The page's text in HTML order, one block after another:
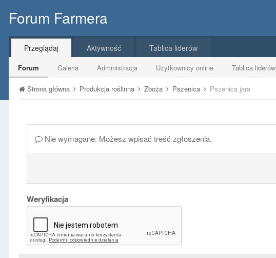
Forum Farmera
Przeglądaj
Forum Galeria Administracja Użytkownicy online Tablica liderów
Aktywność Tablica liderów
Strona główna Produkcja roślinna Zboża Pszenica Pszenica jara
Nie wymagane: Możesz wpisać treść zgłoszenia.
Weryfikacja